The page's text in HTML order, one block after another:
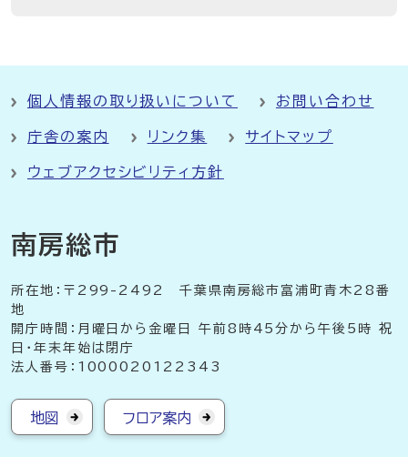
個人情報の取り扱いについて お問い合わせ
庁舎の案内 リンク集 サイトマップ
ウェブアクセシビリティ方針
南房総市
所在地：〒299-2492 千葉県南房総市富浦町青木28番
地
開庁時間：月曜日から金曜日 午前8時45分から午後5時 祝
日・年末年始は閉庁
法人番号：1000020122343
地図 フロア案内